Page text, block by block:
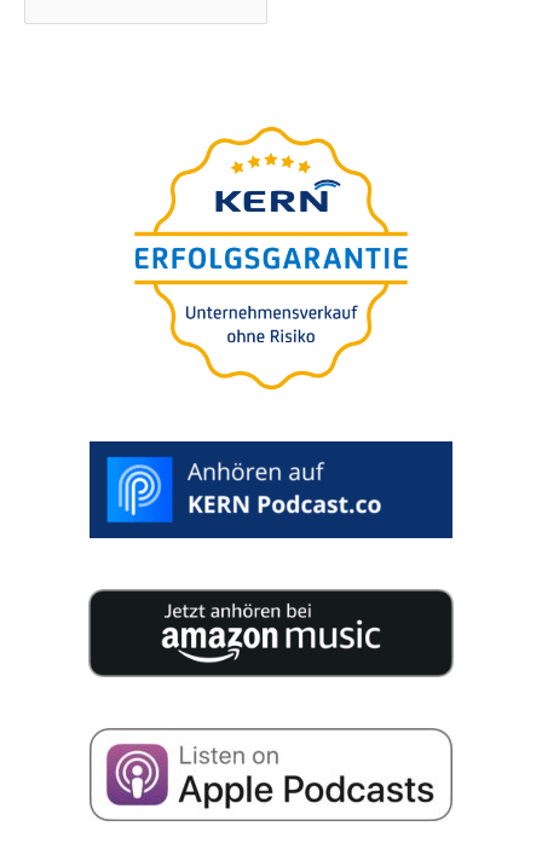
Unternehmens-wert-
Einschätzung in 5 Minuten
Für Siekostenfrei.100%
vertraulich. Inklusive Auswertung.
BEWERTUNG STARTEN >